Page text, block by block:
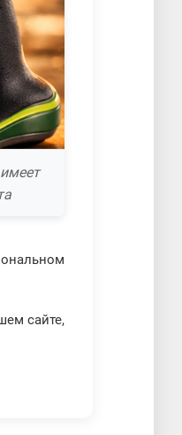
сайте,